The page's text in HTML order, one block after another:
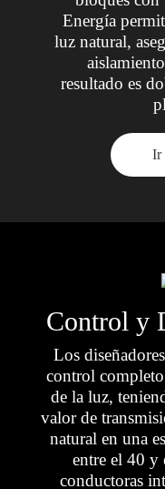
Energía
luz natural,
resultado es
Ir
Control y
Los
control
de la luz,
valor de
natural en una
entre el 40 y
conductoras